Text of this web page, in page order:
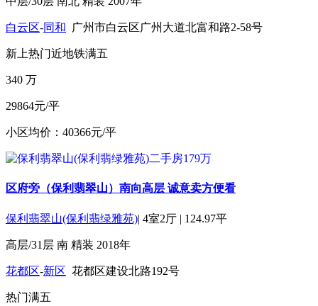
白云区-同和 广州市白云区广州大道北富和路2-58号
新上热门近地铁满五
340 万
29864元/平
小区均价：40366元/平
区府旁（保利翡翠山）南向高层 诚意卖方便看
保利翡翠山(保利翡绿雅苑)| 4室2厅 | 124.97平
高层/31层 南 精装 2018年
花都区-新区 花都区建设北路192号
热门满五